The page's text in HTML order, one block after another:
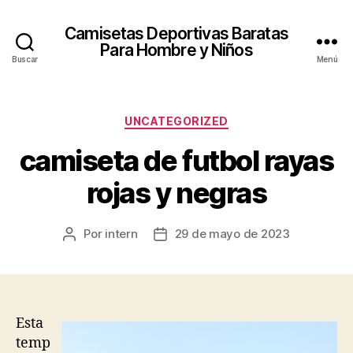
Buscar
Camisetas Deportivas Baratas
Para Hombre y Niños
Menú
Categorías
UNCATEGORIZED
camiseta de futbol rayas
rojas y negras
Autor
Por intern
Fecha29 de mayo de 2023
Esta
temp